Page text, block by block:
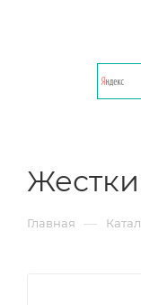
Главная —